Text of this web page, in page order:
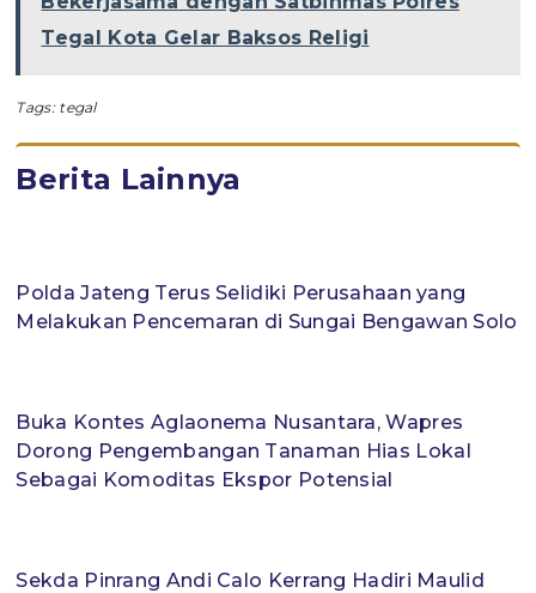
Tegal Kota Gelar Baksos Religi
Tags: tegal
Berita Lainnya
Polda Jateng Terus Selidiki Perusahaan yang
Melakukan Pencemaran di Sungai Bengawan Solo
Buka Kontes Aglaonema Nusantara, Wapres
Dorong Pengembangan Tanaman Hias Lokal
Sebagai Komoditas Ekspor Potensial
Sekda Pinrang Andi Calo Kerrang Hadiri Maulid